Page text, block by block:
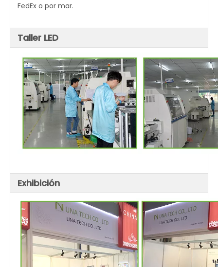
FedEx o por mar.
Taller LED
Exhibición